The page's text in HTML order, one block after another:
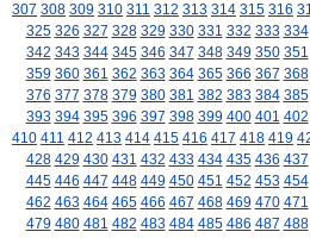
307 308 309 310 311 312 313 314 315 316
325 326 327 328 329 330 331 332 333 334
342 343 344 345 346 347 348 349 350 351
359 360 361 362 363 364 365 366 367 368
376 377 378 379 380 381 382 383 384 385
393 394 395 396 397 398 399 400 401 402
410 411 412 413 414 415 416 417 418 419
428 429 430 431 432 433 434 435 436 437
445 446 447 448 449 450 451 452 453 454
462 463 464 465 466 467 468 469 470 471
479 480 481 482 483 484 485 486 487 488